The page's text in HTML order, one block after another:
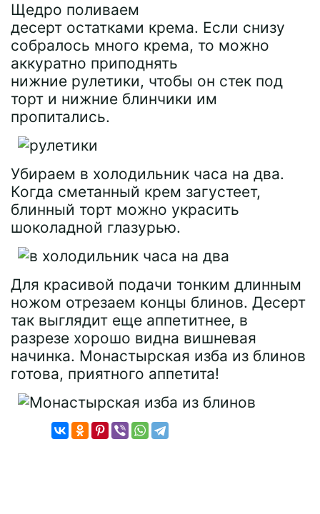
Щедро поливаем
десерт остатками крема. Если снизу
собралось много крема, то можно
аккуратно приподнять
нижние рулетики, чтобы он стек под
торт и нижние блинчики им
пропитались.
Убираем в холодильник часа на два.
Когда сметанный крем загустеет,
блинный торт можно украсить
шоколадной глазурью.
Для красивой подачи тонким длинным
ножом отрезаем концы блинов. Десерт
так выглядит еще аппетитнее, в
разрезе хорошо видна вишневая
начинка. Монастырская изба из блинов
готова, приятного аппетита!